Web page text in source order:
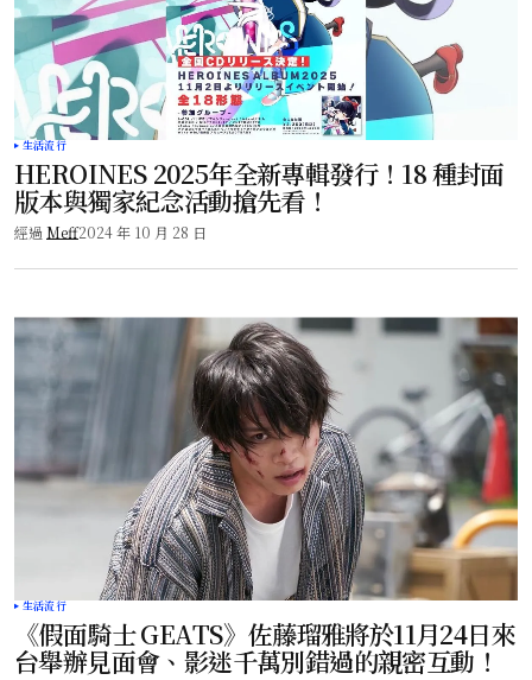
生活流行
HEROINES 2025年全新專輯發行！18 種封面
版本與獨家紀念活動搶先看！
經過 Meff2024 年 10 月 28 日
生活流行
《假面騎士 GEATS》佐藤瑠雅將於11月24日來
台舉辦見面會、影迷千萬別錯過的親密互動！